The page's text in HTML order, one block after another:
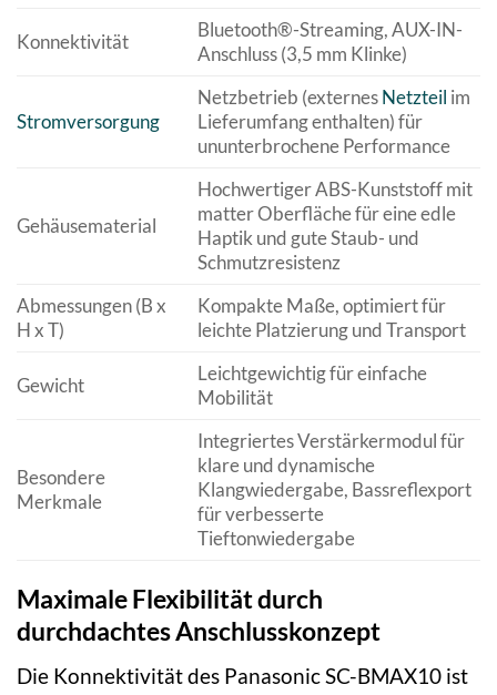
Konnektivität
Bluetooth®-Streaming, AUX-IN-
Anschluss (3,5 mm Klinke)
Stromversorgung
Netzbetrieb (externesNetzteil im
Lieferumfang enthalten) für
ununterbrochene Performance
Gehäusematerial
Hochwertiger ABS-Kunststoff mit
matter Oberfläche für eine edle
Haptik und gute Staub- und
Schmutzresistenz
Abmessungen (B x
H x T)
Kompakte Maße, optimiert für
leichte Platzierung und Transport
Gewicht
Leichtgewichtig für einfache
Mobilität
Besondere
Merkmale
Integriertes Verstärkermodul für
klare und dynamische
Klangwiedergabe, Bassreflexport
für verbesserte
Tieftonwiedergabe
Maximale Flexibilität durch
durchdachtes Anschlusskonzept
Die Konnektivität des Panasonic SC-BMAX10 ist